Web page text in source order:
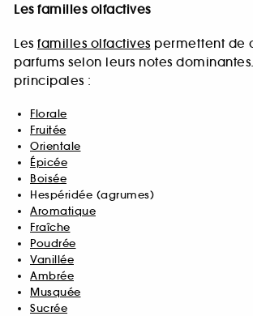
Les familles olfactives
Les familles olfactives permettent de
parfums selon leurs notes
principales :
Florale
Fruitée
Orientale
Épicée
Boisée
Hespéridée (agrumes)
Aromatique
Fraîche
Poudrée
Vanillée
Ambrée
Musquée
Sucrée